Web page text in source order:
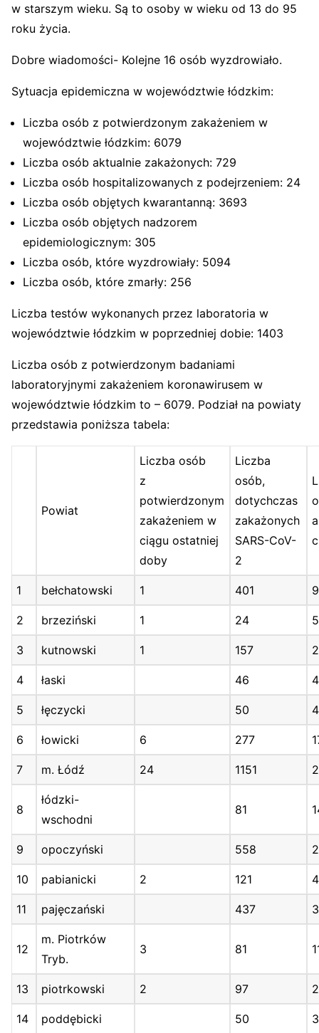
w starszym wieku. Są to osoby w wieku od 13 do 95
roku życia.
Dobre wiadomości- Kolejne 16 osób wyzdrowiało.
Sytuacja epidemiczna w województwie łódzkim:
Liczba osób z potwierdzonym zakażeniem w
województwie łódzkim: 6079
Liczba osób aktualnie zakażonych: 729
Liczba osób hospitalizowanych z podejrzeniem: 24
Liczba osób objętych kwarantanną: 3693
Liczba osób objętych nadzorem
epidemiologicznym: 305
Liczba osób, które wyzdrowiały: 5094
Liczba osób, które zmarły: 256
Liczba testów wykonanych przez laboratoria w
województwie łódzkim w poprzedniej dobie: 1403
Liczba osób z potwierdzonym badaniami
laboratoryjnymi zakażeniem koronawirusem w
województwie łódzkim to – 6079. Podział na powiaty
przedstawia poniższa tabela:
Powiat
Liczba osób
z
potwierdzonym
zakażeniem w
ciągu ostatniej
doby
Liczba
osób,
dotychczas
zakażonych
SARS-CoV-
2
1 bełchatowski 1 401
2 brzeziński 1 24 5
3 kutnowski 1 157
4 łaski 46 4
5 łęczycki 50 4
6 łowicki 6 277
7 m. Łódź 24 1151
8
łódzki-
wschodni
81
9 opoczyński 558
10 pabianicki 2 121
11 pajęczański 437
12
m. Piotrków
Tryb.
3 81
13 piotrkowski 2 97
14 poddębicki 50 3